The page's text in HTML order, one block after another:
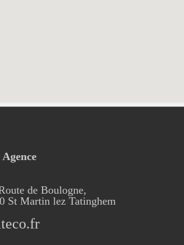
Agence
de Boulogne,
St Martin lez Tatinghem